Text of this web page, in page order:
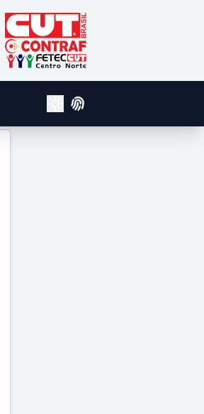
CUT - Central Unica dos
Contraf
Fetec Centro Norte
Alterar Tema Claro e Escuro
Login